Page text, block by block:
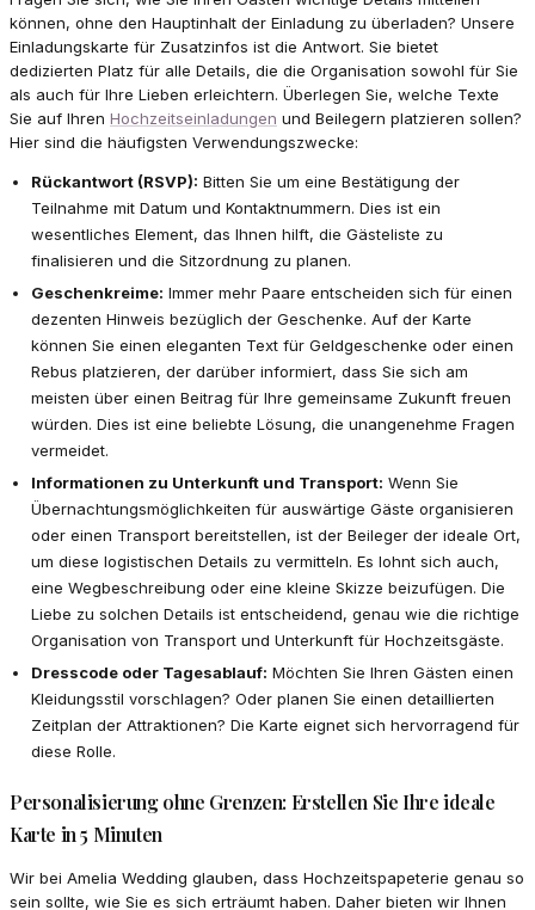
können, ohne den Hauptinhalt der Einladung zu überladen? Unsere
Einladungskarte für Zusatzinfos ist die Antwort. Sie bietet
dedizierten Platz für alle Details, die die Organisation sowohl für Sie
als auch für Ihre Lieben erleichtern. Überlegen Sie, welche Texte
Sie auf Ihren Hochzeitseinladungen und Beilegern platzieren sollen?
Hier sind die häufigsten Verwendungszwecke:
Rückantwort (RSVP): Bitten Sie um eine Bestätigung der
Teilnahme mit Datum und Kontaktnummern. Dies ist ein
wesentliches Element, das Ihnen hilft, die Gästeliste zu
finalisieren und die Sitzordnung zu planen.
Geschenkreime: Immer mehr Paare entscheiden sich für einen
dezenten Hinweis bezüglich der Geschenke. Auf der Karte
können Sie einen eleganten Text für Geldgeschenke oder einen
Rebus platzieren, der darüber informiert, dass Sie sich am
meisten über einen Beitrag für Ihre gemeinsame Zukunft freuen
würden. Dies ist eine beliebte Lösung, die unangenehme Fragen
vermeidet.
Informationen zu Unterkunft und Transport: Wenn Sie
Übernachtungsmöglichkeiten für auswärtige Gäste organisieren
oder einen Transport bereitstellen, ist der Beileger der ideale Ort,
um diese logistischen Details zu vermitteln. Es lohnt sich auch,
eine Wegbeschreibung oder eine kleine Skizze beizufügen. Die
Liebe zu solchen Details ist entscheidend, genau wie die richtige
Organisation von Transport und Unterkunft für Hochzeitsgäste.
Dresscode oder Tagesablauf: Möchten Sie Ihren Gästen einen
Kleidungsstil vorschlagen? Oder planen Sie einen detaillierten
Zeitplan der Attraktionen? Die Karte eignet sich hervorragend für
diese Rolle.
Personalisierung ohne Grenzen: Erstellen Sie Ihre ideale
Karte in 5 Minuten
Wir bei Amelia Wedding glauben, dass Hochzeitspapeterie genau so
sein sollte, wie Sie es sich erträumt haben. Daher bieten wir Ihnen